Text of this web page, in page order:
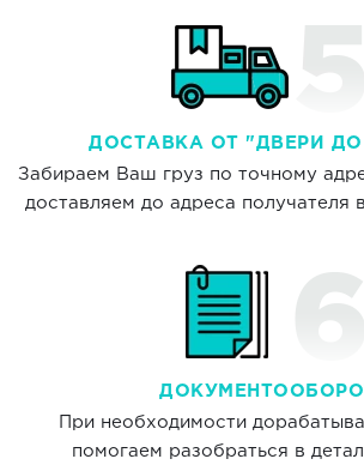
ДОСТАВКА ОТ "ДВЕРИ ДО
Забираем Ваш груз по точному
доставляем до адреса получателя
При необходимости
помогаем разобраться в